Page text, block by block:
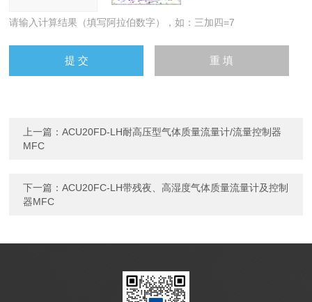
请输入计算结果（填写阿拉伯数字），如：三加四=7
上一篇：ACU20FD-LH耐高压型气体质量流量计/流量控制器
MFC
下一篇：ACU20FC-LH带残夜、高湿度气体质量流量计及控制
器MFC